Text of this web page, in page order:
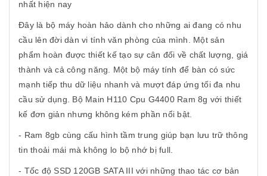
nhất hiện nay
Đây là bộ máy hoàn hảo dành cho những ai đang có nhu
cầu lên đời dàn vi tính văn phòng của mình. Một sản
phẩm hoàn được thiết kế tạo sự cân đối về chất lượng, giá
thành và cả công năng. Một bộ máy tính để bàn có sức
mạnh tiếp thu dữ liệu nhanh và mượt đáp ứng tối đa nhu
cầu sử dụng. Bộ Main H110 Cpu G4400 Ram 8g với thiết
kế đơn giản nhưng không kém phần nổi bật.
- Ram 8gb cùng cấu hình tầm trung giúp bạn lưu trữ thông
tin thoải mái mà không lo bộ nhớ bị full.
- Tốc độ SSD 120GB SATA III với những thao tác cơ bản